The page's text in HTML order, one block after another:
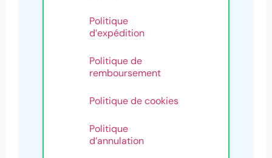
Politique
d’expédition
Politique de
remboursement
Politique de cookies
Politique
d’annulation